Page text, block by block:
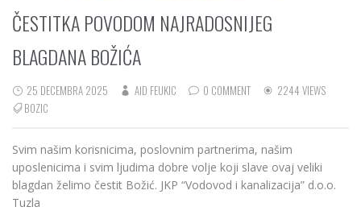
ČESTITKA POVODOM NAJRADOSNIJEG
BLAGDANA BOŽIĆA
25 DECEMBRA 2025 AID FEUKIC 0 COMMENT
2244 VIEWS
BOZIC
Svim našim korisnicima, poslovnim partnerima, našim
uposlenicima i svim ljudima dobre volje koji slave ovaj veliki
blagdan želimo čestit Božić. JKP “Vodovod i kanalizacija” d.o.o.
Tuzla